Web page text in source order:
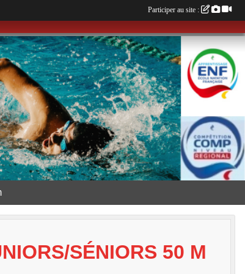
SÉNIORS 50 M
Participer au site :